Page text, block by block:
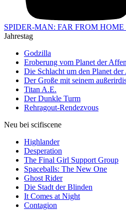
SPIDER-MAN: FAR FROM HOME
Jahrestag
Godzilla
Eroberung vom Planet der Affen
Die Schlacht um den Planet
Der Große mit seinem
Titan A.E.
Der Dunkle Turm
Rehragout-Rendezvous
Neu bei scifiscene
Highlander
Desperation
The Final Girl Support Group
Spaceballs: The New One
Ghost Rider
Die Stadt der Blinden
It Comes at Night
Contagion